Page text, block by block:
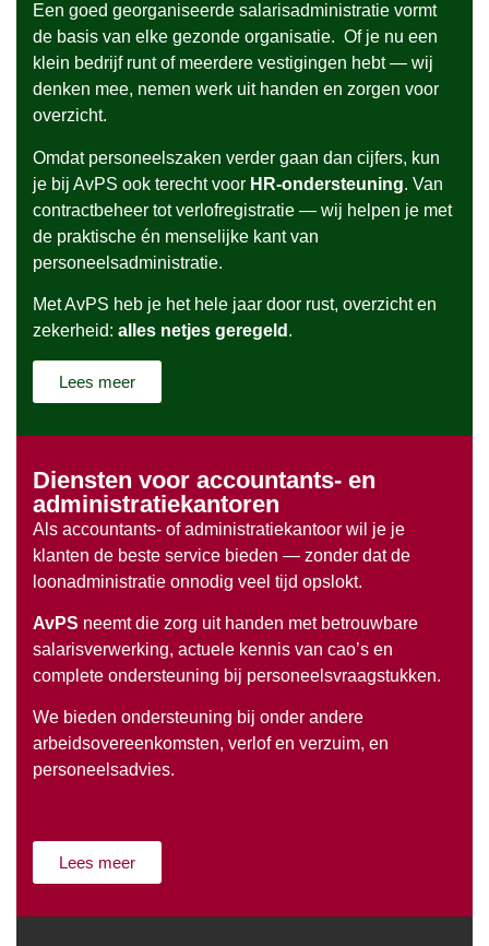
Een goed georganiseerde salarisadministratie vormt
de basis van elke gezonde organisatie. Of je nu een
klein bedrijf runt of meerdere vestigingen hebt — wij
denken mee, nemen werk uit handen en zorgen voor
overzicht.
Omdat personeelszaken verder gaan dan cijfers, kun
je bij AvPS ook terecht voor HR-ondersteuning. Van
contractbeheer tot verlofregistratie — wij helpen je met
de praktische én menselijke kant van
personeelsadministratie.
Met AvPS heb je het hele jaar door rust, overzicht en
zekerheid: alles netjes geregeld .
Lees meer
Diensten voor accountants- en
administratiekantoren
Als accountants- of administratiekantoor wil je je
klanten de beste service bieden — zonder dat de
loonadministratie onnodig veel tijd opslokt.
AvPS neemt die zorg uit handen met betrouwbare
salarisverwerking, actuele kennis van cao’s en
complete ondersteuning bij personeelsvraagstukken.
We bieden ondersteuning bij onder andere
arbeidsovereenkomsten, verlof en verzuim, en
personeelsadvies.
Lees meer